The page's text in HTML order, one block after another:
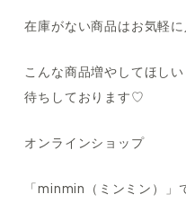
在庫がない商品はお気軽
こんな商品増やしてほし
待ちしております♡
オンラインショップ
「minmin（ミンミン）」